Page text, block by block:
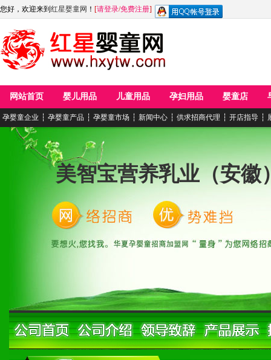
您好，欢迎来到 红星婴童网 ！ [请登录/免费注册]
网站首页 婴儿用品 儿童用品 孕妇用品 婴童店
孕婴童企业 ┆ 孕婴童产品 ┆ 孕婴童市场 ┆ 新闻中心 ┆ 供求招商代理 ┆ 开店指导 ┆
美智宝营养乳业（安徽